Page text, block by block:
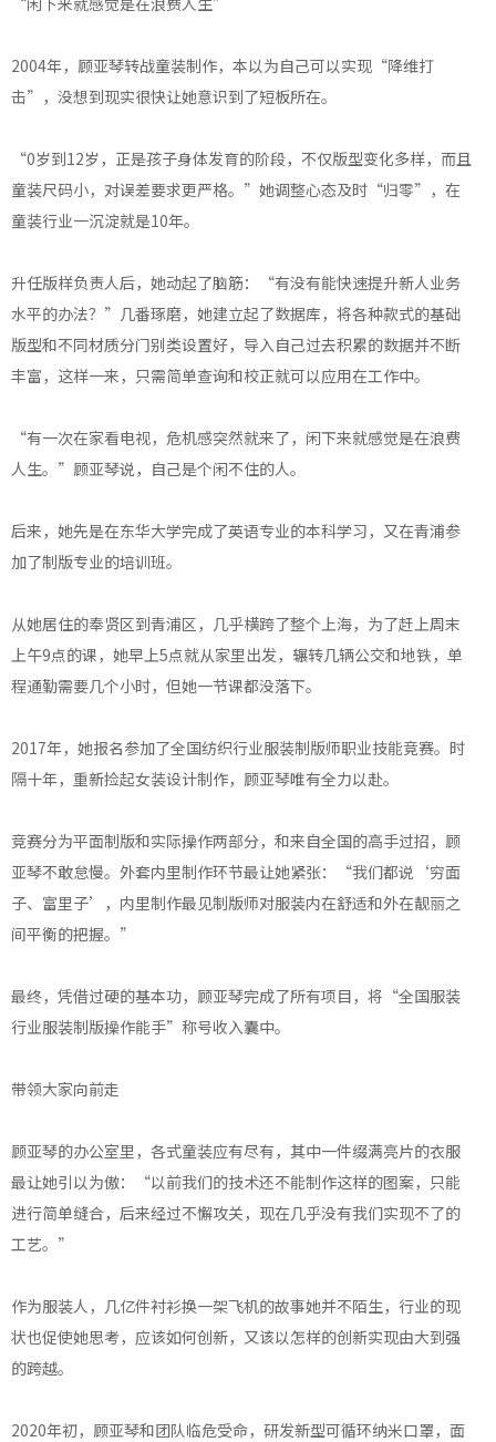
2004年，顾亚琴转战童装制作，本以为自己可以实现“降维打
击”，没想到现实很快让她意识到了短板所在。
“0岁到12岁，正是孩子身体发育的阶段，不仅版型变化多样，而且
童装尺码小，对误差要求更严格。”她调整心态及时“归零”，在
童装行业一沉淀就是10年。
升任版样负责人后，她动起了脑筋：“有没有能快速提升新人业务
水平的办法？”几番琢磨，她建立起了数据库，将各种款式的基础
版型和不同材质分门别类设置好，导入自己过去积累的数据并不断
丰富，这样一来，只需简单查询和校正就可以应用在工作中。
“有一次在家看电视，危机感突然就来了，闲下来就感觉是在浪费
人生。”顾亚琴说，自己是个闲不住的人。
后来，她先是在东华大学完成了英语专业的本科学习，又在青浦参
加了制版专业的培训班。
从她居住的奉贤区到青浦区，几乎横跨了整个上海，为了赶上周末
上午9点的课，她早上5点就从家里出发，辗转几辆公交和地铁，单
程通勤需要几个小时，但她一节课都没落下。
2017年，她报名参加了全国纺织行业服装制版师职业技能竞赛。时
隔十年，重新捡起女装设计制作，顾亚琴唯有全力以赴。
竞赛分为平面制版和实际操作两部分，和来自全国的高手过招，顾
亚琴不敢怠慢。外套内里制作环节最让她紧张：“我们都说‘穷面
子、富里子’，内里制作最见制版师对服装内在舒适和外在靓丽之
间平衡的把握。”
最终，凭借过硬的基本功，顾亚琴完成了所有项目，将“全国服装
行业服装制版操作能手”称号收入囊中。
带领大家向前走
顾亚琴的办公室里，各式童装应有尽有，其中一件缀满亮片的衣服
最让她引以为傲：“以前我们的技术还不能制作这样的图案，只能
进行简单缝合，后来经过不懈攻关，现在几乎没有我们实现不了的
工艺。”
作为服装人，几亿件衬衫换一架飞机的故事她并不陌生，行业的现
状也促使她思考，应该如何创新，又该以怎样的创新实现由大到强
的跨越。
2020年初，顾亚琴和团队临危受命，研发新型可循环纳米口罩，面